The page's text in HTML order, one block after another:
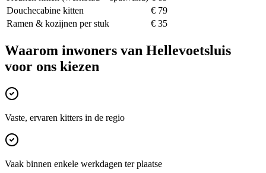
Douchecabine kitten
€ 79
Ramen & kozijnen per stuk
€ 35
Waarom inwoners van Hellevoetsluis
voor ons kiezen
Vaste, ervaren kitters in de regio
Vaak binnen enkele werkdagen ter plaatse